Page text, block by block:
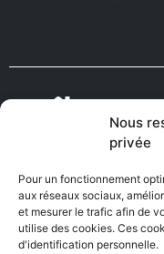
Nous
privée
Pour un fonctionnement
aux réseaux sociaux,
et mesurer le trafic afin de
utilise des cookies. Ces
d'identification personnelle.
FABRIQUÉ EN
AVEYRON